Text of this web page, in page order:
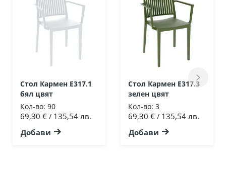
Стол Кармен Ε317.1
бял цвят
Кол-во: 90
69,30 € / 135,54 лв.
Добави
Стол Кармен Ε317.3
зелен цвят
Кол-во: 3
69,30 € / 135,54 лв.
Добави